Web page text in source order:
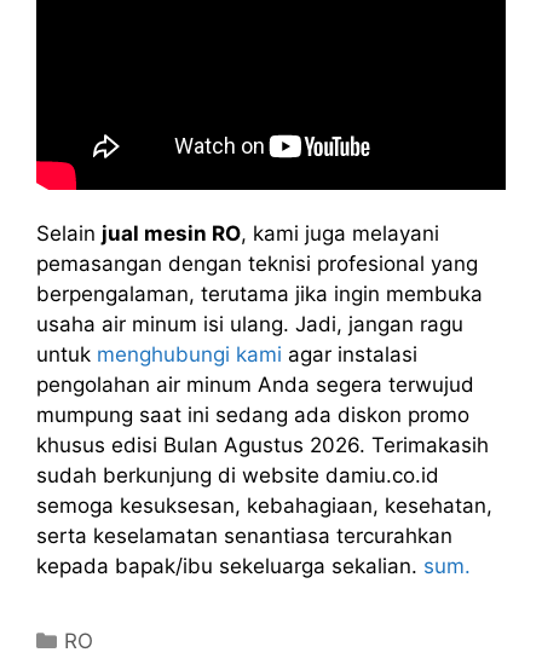
Selain jual mesin RO, kami juga melayani
pemasangan dengan teknisi profesional yang
berpengalaman, terutama jika ingin membuka
usaha air minum isi ulang. Jadi, jangan ragu
untuk menghubungi kami agar instalasi
pengolahan air minum Anda segera terwujud
mumpung saat ini sedang ada diskon promo
khusus edisi Bulan Agustus 2026. Terimakasih
sudah berkunjung di website damiu.co.id
semoga kesuksesan, kebahagiaan, kesehatan,
serta keselamatan senantiasa tercurahkan
kepada bapak/ibu sekeluarga sekalian. sum.
Kategori
RO